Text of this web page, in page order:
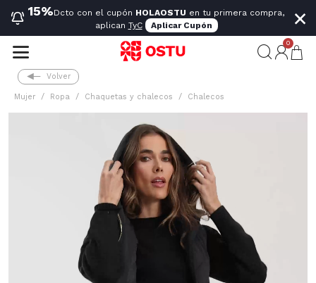
15%Dcto con el cupón HOLAOSTU en tu primera compra,
aplican TyC Aplicar Cupón ×
0
Volver
Mujer Ropa Chaquetas y chalecos Chalecos